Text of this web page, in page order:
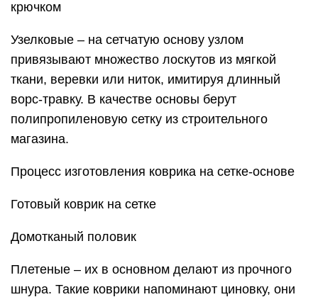
крючком
Узелковые – на сетчатую основу узлом
привязывают множество лоскутов из мягкой
ткани, веревки или ниток, имитируя длинный
ворс-травку. В качестве основы берут
полипропиленовую сетку из строительного
магазина.
Процесс изготовления коврика на сетке-основе
Готовый коврик на сетке
Домотканый половик
Плетеные – их в основном делают из прочного
шнура. Такие коврики напоминают циновку, они